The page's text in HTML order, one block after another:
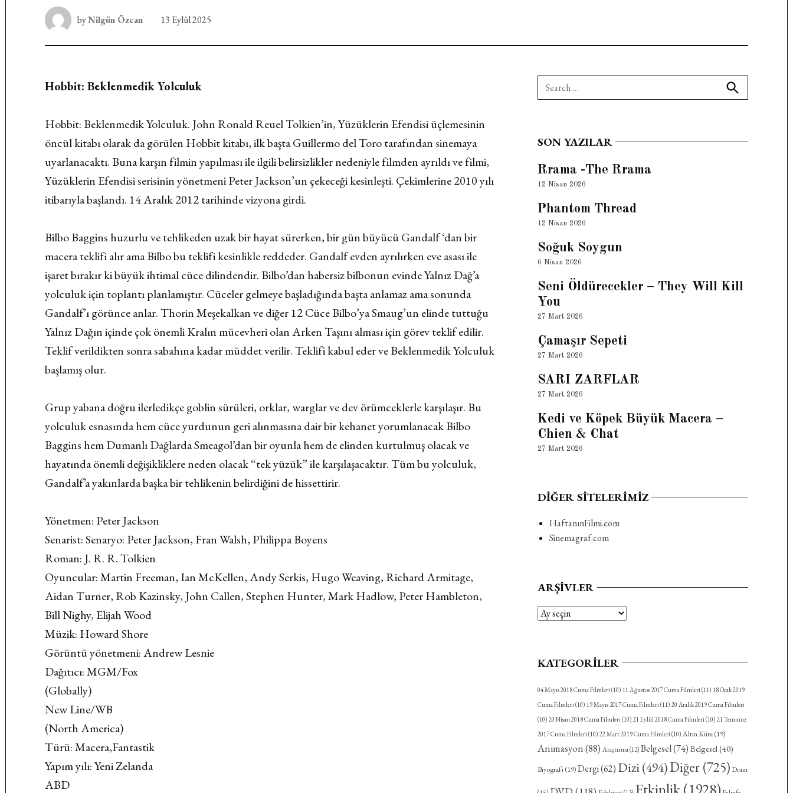
byNilgün Özcan 13 Eylül 2025
Hobbit: Beklenmedik Yolculuk
Hobbit: Beklenmedik Yolculuk. John Ronald Reuel Tolkien’in, Yüzüklerin Efendisi üçlemesinin
öncül kitabı olarak da görülen Hobbit kitabı, ilk başta Guillermo del Toro tarafından sinemaya
uyarlanacaktı. Buna karşın filmin yapılması ile ilgili belirsizlikler nedeniyle filmden ayrıldı ve filmi,
Yüzüklerin Efendisi serisinin yönetmeni Peter Jackson’un çekeceği kesinleşti. Çekimlerine 2010 yılı
itibarıyla başlandı. 14 Aralık 2012 tarihinde vizyona girdi.
Bilbo Baggins huzurlu ve tehlikeden uzak bir hayat sürerken, bir gün büyücü Gandalf ‘dan bir
macera teklifi alır ama Bilbo bu teklifi kesinlikle reddeder. Gandalf evden ayrılırken eve asası ile
işaret bırakır ki büyük ihtimal cüce dilindendir. Bilbo’dan habersiz bilbonun evinde Yalnız Dağ’a
yolculuk için toplantı planlamıştır. Cüceler gelmeye başladığında başta anlamaz ama sonunda
Gandalf’ı görünce anlar. Thorin Meşekalkan ve diğer 12 Cüce Bilbo’ya Smaug’un elinde tuttuğu
Yalnız Dağın içinde çok önemli Kralın mücevheri olan Arken Taşını alması için görev teklif edilir.
Teklif verildikten sonra sabahına kadar müddet verilir. Teklifi kabul eder ve Beklenmedik Yolculuk
başlamış olur.
Grup yabana doğru ilerledikçe goblin sürüleri, orklar, warglar ve dev örümceklerle karşılaşır. Bu
yolculuk esnasında hem cüce yurdunun geri alınmasına dair bir kehanet yorumlanacak Bilbo
Baggins hem Dumanlı Dağlarda Smeagol’dan bir oyunla hem de elinden kurtulmuş olacak ve
hayatında önemli değişikliklere neden olacak “tek yüzük” ile karşılaşacaktır. Tüm bu yolculuk,
Gandalf’a yakınlarda başka bir tehlikenin belirdiğini de hissettirir.
Yönetmen: Peter Jackson
Senarist: Senaryo: Peter Jackson, Fran Walsh, Philippa Boyens
Roman: J. R. R. Tolkien
Oyuncular: Martin Freeman, Ian McKellen, Andy Serkis, Hugo Weaving, Richard Armitage,
Aidan Turner, Rob Kazinsky, John Callen, Stephen Hunter, Mark Hadlow, Peter Hambleton,
Bill Nighy, Elijah Wood
Müzik: Howard Shore
Görüntü yönetmeni: Andrew Lesnie
Dağıtıcı: MGM/Fox
(Globally)
New Line/WB
(North America)
Türü: Macera,Fantastik
Yapım yılı: Yeni Zelanda
ABD
Search
for:
Search
SON YAZILAR
Rrama -The Rrama
12 Nisan 2026
Phantom Thread
12 Nisan 2026
Soğuk Soygun
6 Nisan 2026
Seni Öldürecekler – They Will Kill
You
27 Mart 2026
Çamaşır Sepeti
27 Mart 2026
SARI ZARFLAR
27 Mart 2026
Kedi ve Köpek Büyük Macera –
Chien & Chat
27 Mart 2026
DIĞER SITELERIMIZ
HaftanınFilmi.com
Sinemagraf.com
ARŞIVLER
Arşivler
KATEGORILER
04 Mayıs 2018 Cuma Filmleri(10) 11 Ağustos 2017 Cuma Filmleri(11) 18 Ocak 2019
Cuma Filmleri(10) 19 Mayıs 2017 Cuma Filmleri(11) 20 Aralık 2019 Cuma Filmleri
(10) 20 Nisan 2018 Cuma Filmleri(10) 21 Eylül 2018 Cuma Filmleri(10) 21 Temmuz
2017 Cuma Filmleri(10) 22 Mart 2019 Cuma Filmleri(10) Altın Küre(19)
Animasyon(88) Araştırma(12) Belgesel(74) Belgesel(40)
Biyografi(19) Dergi(62) Dizi(494)Diğer(725) Dram